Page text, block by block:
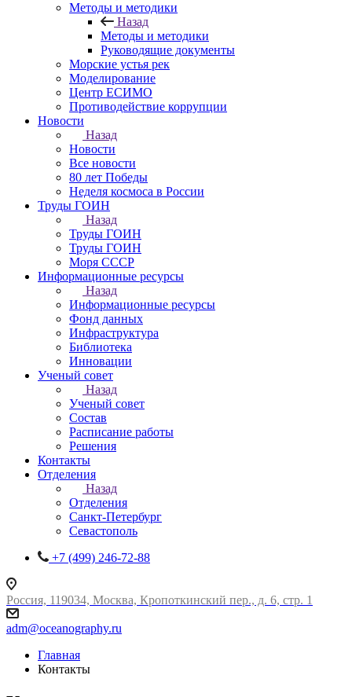
Методы и методики
Назад
Методы и методики
Руководящие документы
Морские устья рек
Моделирование
Центр ЕСИМО
Противодействие коррупции
Новости
Назад
Новости
Все новости
80 лет Победы
Неделя космоса в России
Труды ГОИН
Назад
Труды ГОИН
Труды ГОИН
Моря СССР
Информационные ресурсы
Назад
Информационные ресурсы
Фонд данных
Инфраструктура
Библиотека
Инновации
Ученый совет
Назад
Ученый совет
Состав
Расписание работы
Решения
Контакты
Отделения
Назад
Отделения
Санкт-Петербург
Севастополь
+7 (499) 246-72-88
Россия, 119034, Москва, Кропоткинский пер., д. 6, стр. 1
adm@oceanography.ru
Главная
Контакты